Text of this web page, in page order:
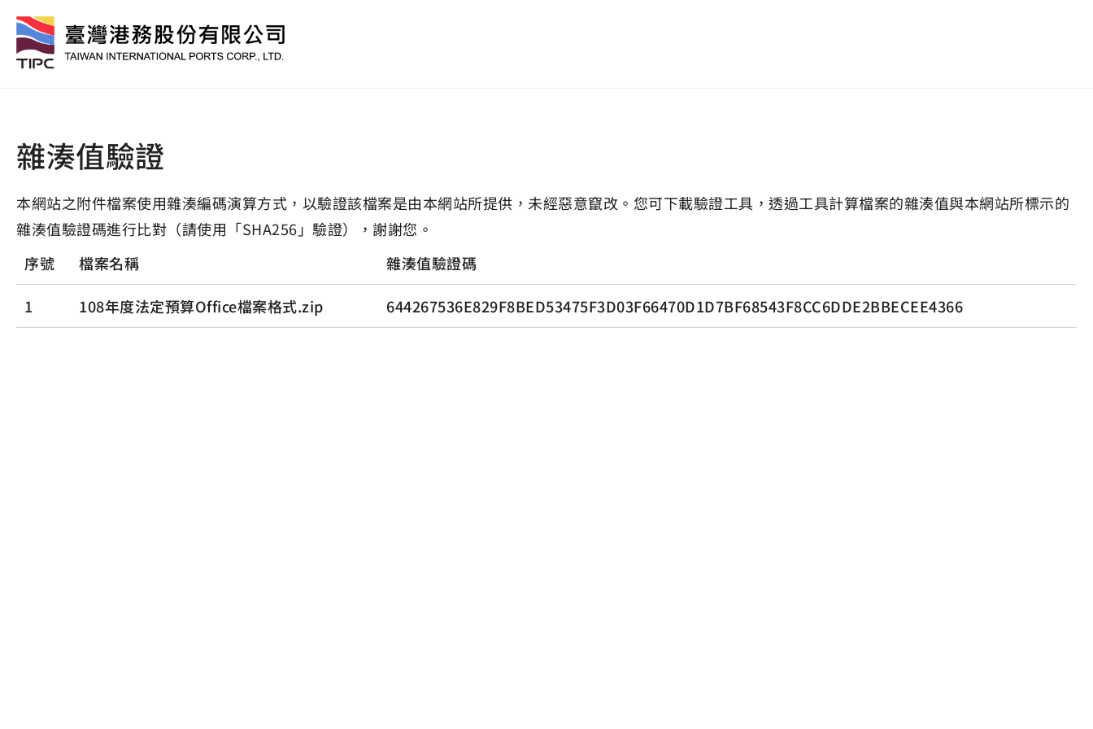
雜湊值驗證
本網站之附件檔案使用雜湊編碼演算方式，以驗證該檔案是由本網站所提供，未經惡意竄改。您可下載驗證工具，透過工具計算檔案的雜湊值與本網站所標示的
雜湊值驗證碼進行比對（請使用「SHA256」驗證），謝謝您。
序號
檔案名稱 雜湊值驗證碼
1 108年度法定預算Office檔案格式.zip 644267536E829F8BED53475F3D03F66470D1D7BF68543F8CC6DDE2BBECEE4366